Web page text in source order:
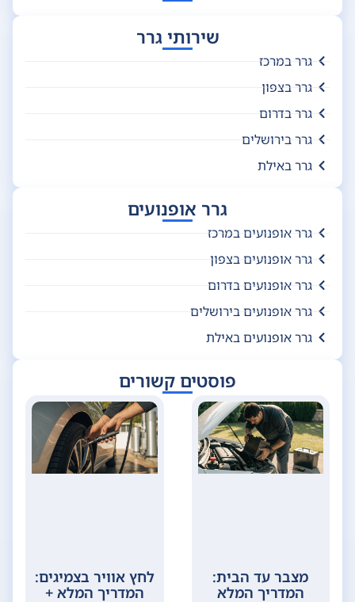
שירותי גרר
גרר במרכז
גרר בצפון
גרר בדרום
גרר בירושלים
גרר באילת
גרר אופנועים
גרר אופנועים במרכז
גרר אופנועים בצפון
גרר אופנועים בדרום
גרר אופנועים בירושלים
גרר אופנועים באילת
פוסטים קשורים
מצבר עד הבית:
המדריך המלא
לחץ אוויר בצמיגים:
המדריך המלא +